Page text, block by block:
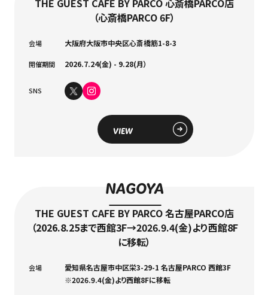
THE GUEST CAFE BY PARCO 心斎橋PARCO店
（心斎橋PARCO 6F）
会場 大阪府大阪市中央区心斎橋筋1-8-3
開催期間 2026.7.24(金) - 9.28(月）
SNS
VIEW
NAGOYA
THE GUEST CAFE BY PARCO 名古屋PARCO店
（2026.8.25まで西館3F→2026.9.4(金)より西館8F
に移転）
会場
愛知県名古屋市中区栄3-29-1 名古屋PARCO 西館3F
※2026.9.4(金)より西館8Fに移転